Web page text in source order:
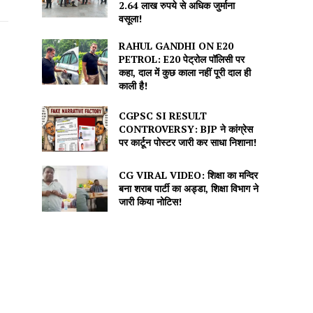
2.64 लाख रुपये से अधिक जुर्माना
वसूला!
RAHUL GANDHI ON E20
PETROL: E20 पेट्रोल पॉलिसी पर
कहा, दाल में कुछ काला नहीं पूरी दाल ही
काली है!
CGPSC SI RESULT
CONTROVERSY: BJP ने कांग्रेस
पर कार्टून पोस्टर जारी कर साधा निशाना!
CG VIRAL VIDEO: शिक्षा का मन्दिर
बना शराब पार्टी का अड्डा, शिक्षा विभाग ने
जारी किया नोटिस!